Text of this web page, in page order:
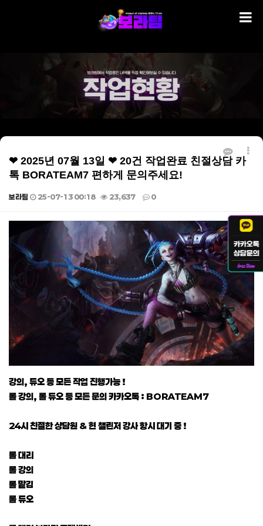
❤ 2025년 07월 13일 ❤ 20건 작업완료 친절상담 카
톡 BORATEAM7 편하게 문의주세요!
보라팀 25-07-13 00:18 23,637 0
강의, 듀오 등 모든 작업 진행가능 !
롤 강의, 롤 듀오 등 모든 문의 카카오톡 : BORATEAM7
24시 친절한 상담원 & 현 챌린저 강사 항시 대기 중 !
롤 대리
롤 강의
롤 맡김
롤 듀오